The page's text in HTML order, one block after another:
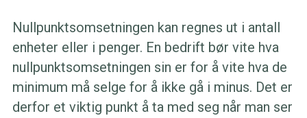
Nullpunktsomsetningen kan regnes ut i antall
enheter eller i penger. En bedrift bør vite hva
nullpunktsomsetningen sin er for å vite hva de
minimum må selge for å ikke gå i minus. Det er
derfor et viktig punkt å ta med seg når man ser